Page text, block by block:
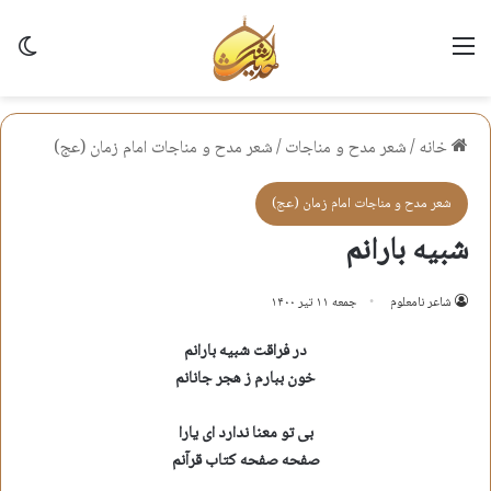
منو
خانه/شعر مدح و مناجات/شعر مدح و مناجات امام زمان (عج)
شعر مدح و مناجات امام زمان (عج)
شبیه بارانم
شاعر نامعلوم جمعه ۱۱ تیر ۱۴۰۰
در فراقت شبیه بارانم
خون ببارم ز هجر جانانم
بی تو معنا ندارد ای یارا
صفحه صفحه کتاب قرآنم